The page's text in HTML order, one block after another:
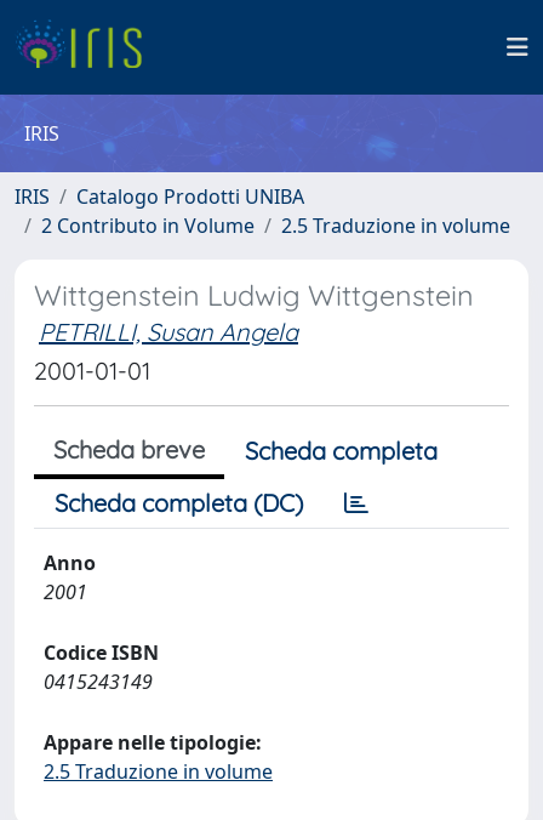
IRIS
IRIS
Catalogo Prodotti UNIBA
2 Contributo in Volume
2.5 Traduzione in volume
Wittgenstein Ludwig Wittgenstein
PETRILLI, Susan Angela
2001-01-01
Scheda breve
Scheda completa
Scheda completa (DC)
Anno
2001
Codice ISBN
0415243149
Appare nelle tipologie:
2.5 Traduzione in volume